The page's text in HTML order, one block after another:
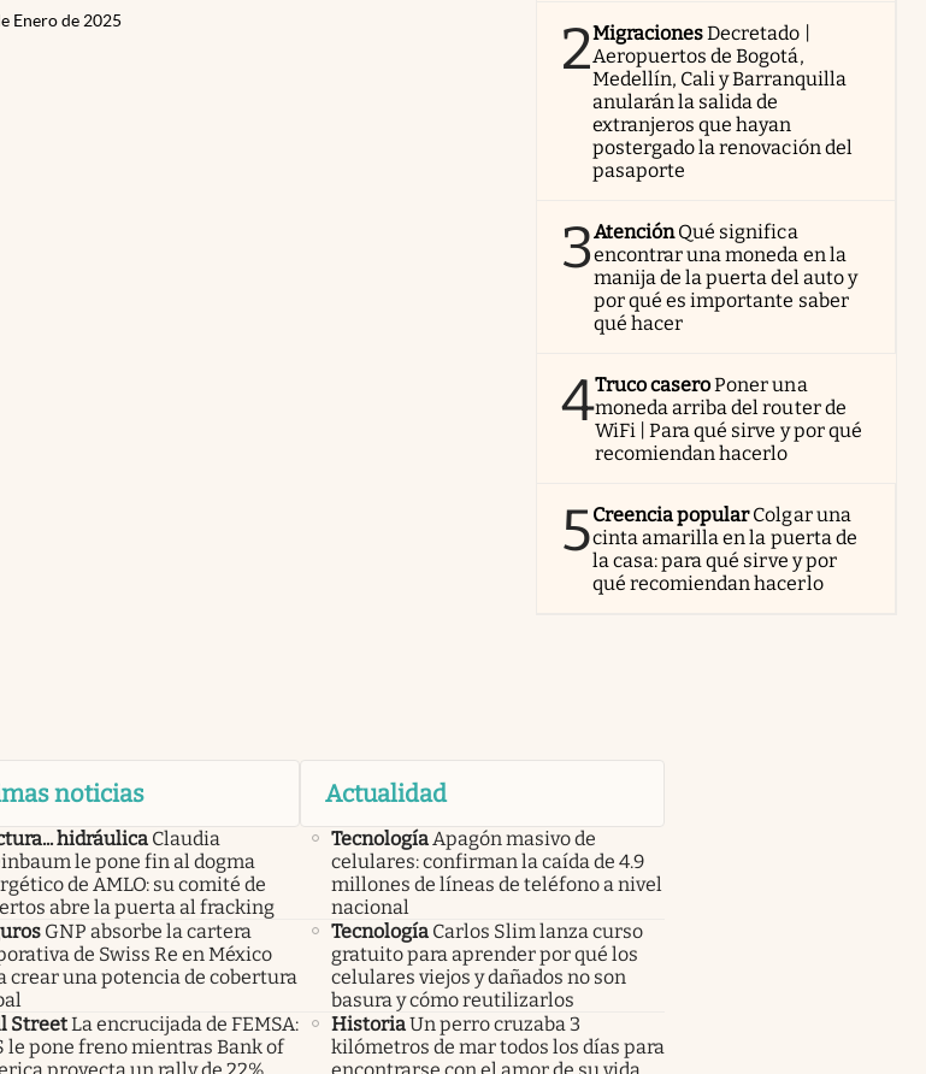
Enero de 2025 2MigracionesDecretado |
Aeropuertos de Bogotá,
Medellín, Cali y Barranquilla
anularán la salida de
extranjeros que hayan
postergado la renovación del
pasaporte
3AtenciónQué significa
encontrar una moneda en la
manija de la puerta del auto y
por qué es importante saber
qué hacer
4Truco caseroPoner una
moneda arriba del router de
WiFi | Para qué sirve y por qué
recomiendan hacerlo
5Creencia popularColgar una
cinta amarilla en la puerta de
la casa: para qué sirve y por
qué recomiendan hacerlo
noticias
hidráulica Claudia
le pone fin al dogma
de AMLO: su comité de
abre la puerta al fracking
GNP absorbe la cartera
de Swiss Re en México
crear una potencia de cobertura
StreetLa encrucijada de FEMSA:
le pone freno mientras Bank of
Actualidad
Tecnología Apagón masivo de
celulares: confirman la caída de 4.9
millones de líneas de teléfono a nivel
nacional
Tecnología Carlos Slim lanza curso
gratuito para aprender por qué los
celulares viejos y dañados no son
basura y cómo reutilizarlos
HistoriaUn perro cruzaba 3
kilómetros de mar todos los días para